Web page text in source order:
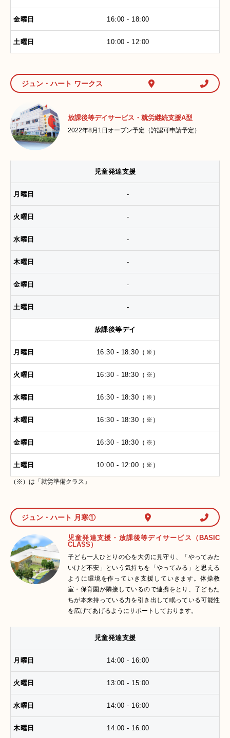
16:00 - 18:00
10:00 - 12:00
ジュン・ハート ワークス
放課後等デイサービス・就労継続支援A型
2022年8月1日オープン予定（許認可申請予定）
児童発達支援
-
-
-
-
-
-
放課後等デイ
16:30 - 18:30（※）
16:30 - 18:30（※）
16:30 - 18:30（※）
16:30 - 18:30（※）
16:30 - 18:30（※）
10:00 - 12:00（※）
（※）は「就労準備クラス」
ジュン・ハート 月寒①
児童発達支援・放課後等デイサービス（BASIC
CLASS）
子ども一人ひとりの心を大切に見守り、「やってみた
いけど不安」という気持ちを「やってみる」と思える
ように環境を作っていき支援していきます。体操教
室・保育園が隣接しているので連携をとり、子どもた
ちが本来持っている力を引き出して眠っている可能性
を広げてあげるようにサポートしております。
児童発達支援
14:00 - 16:00
13:00 - 15:00
14:00 - 16:00
14:00 - 16:00